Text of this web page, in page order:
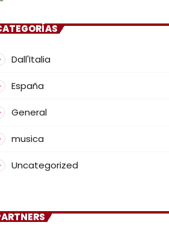
Dall'Italia
España
General
musica
Uncategorized